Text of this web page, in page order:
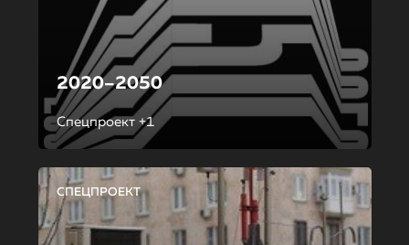
2020–2050
Спецпроект +1
СПЕЦПРОЕКТ